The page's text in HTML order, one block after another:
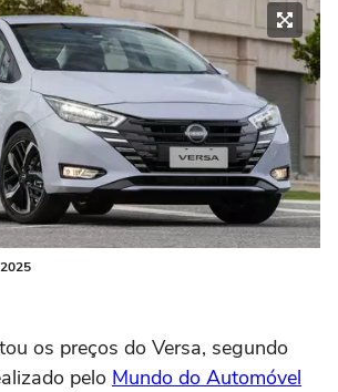
os preços do Versa, segundo
pelo Mundo do Automóvel